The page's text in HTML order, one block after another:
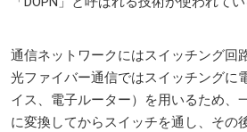
通信ネットワークにはスイッチング回
光ファイバー通信ではスイッチングに
イス、電子ルーター）を用いるため、
に変換してからスイッチを通し、その